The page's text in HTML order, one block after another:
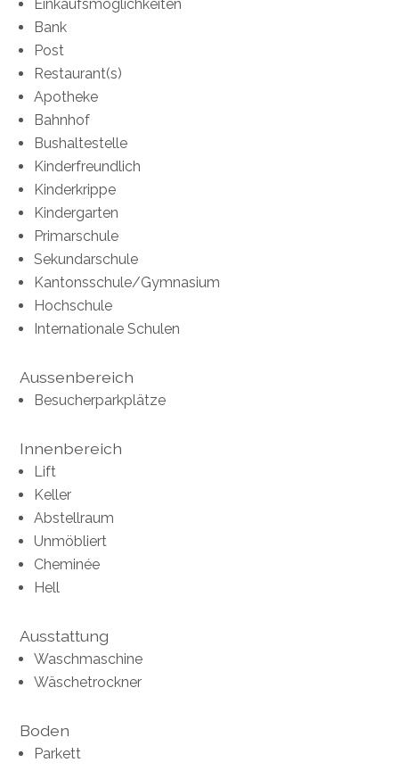
Einkaufsmöglichkeiten
Bank
Post
Restaurant(s)
Apotheke
Bahnhof
Bushaltestelle
Kinderfreundlich
Kinderkrippe
Kindergarten
Primarschule
Sekundarschule
Kantonsschule/Gymnasium
Hochschule
Internationale Schulen
Aussenbereich
Besucherparkplätze
Innenbereich
Lift
Keller
Abstellraum
Unmöbliert
Cheminée
Hell
Ausstattung
Waschmaschine
Wäschetrockner
Boden
Parkett